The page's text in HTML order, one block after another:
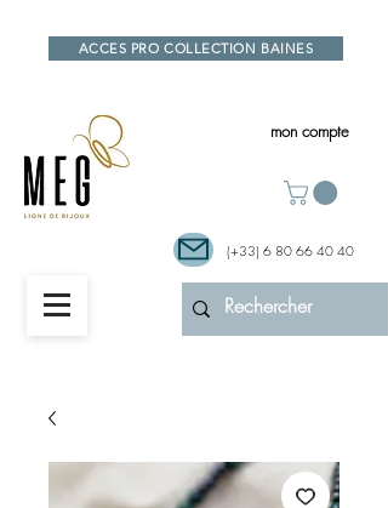
ACCES PRO COLLECTION BAINES
mon compte
(+33) 6 80 66 40 40